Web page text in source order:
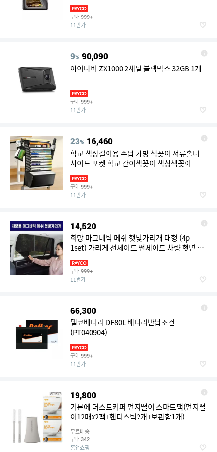
구매 999+
11번가
9% 90,090
아이나비 ZX1000 2채널 블랙박스 32GB 1개
구매 999+
11번가
23% 16,460
학교 책상걸이용 수납 가방 책꽂이 서류홀더
사이드 포켓 학교 간이책꽂이 책상책꽂이
구매 999+
11번가
14,520
희망 마그네틱 메쉬 햇빛가리개 대형 (4p
1set) 가리게 선세이드 썬세이드 차량 햇볕 커
튼 커텐 자동차
구매 999+
11번가
66,300
델코배터리 DF80L 배터리반납조건
(PT040904)
구매 999+
11번가
19,800
기본에 더스트키퍼 먼지떨이 스마트팩(먼지떨
이12매x2팩+핸디스틱2개+보관함1개)
무료배송
구매 342
홈앤쇼핑